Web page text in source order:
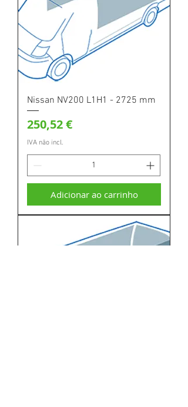
Nissan NV200 L1H1 - 2725 mm
Preço
250,52 €
IVA não incl.
Adicionar ao carrinho